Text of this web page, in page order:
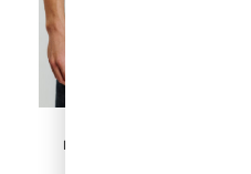
חולצה ש.ק הדפס עלים